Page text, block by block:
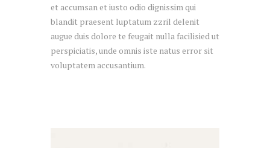
et accumsan et iusto odio dignissim qui
blandit praesent luptatum zzril delenit
augue duis dolore te feugait nulla facilisied ut
perspiciatis, unde omnis iste natus error sit
voluptatem accusantium.